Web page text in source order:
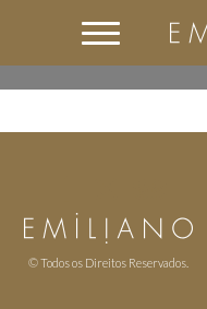
© Todos os Direitos Reservados.